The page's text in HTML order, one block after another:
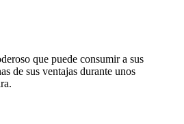
que puede consumir a sus
de sus ventajas durante unos